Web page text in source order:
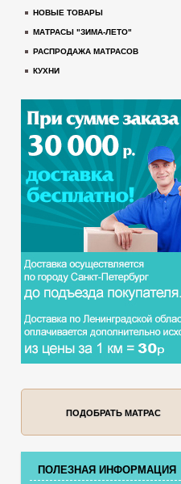
НОВЫЕ ТОВАРЫ
МАТРАСЫ "ЗИМА-ЛЕТО"
РАСПРОДАЖА МАТРАСОВ
КУХНИ
ПОДОБРАТЬ МАТРАС
ПОЛЕЗНАЯ ИНФОРМАЦИЯ